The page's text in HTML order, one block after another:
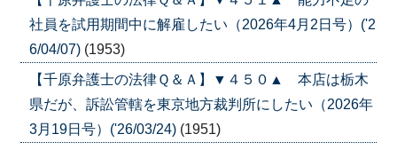
社員を試用期間中に解雇したい（2026年4月2日号）('2
6/04/07) (1953)
【千原弁護士の法律Ｑ＆Ａ】▼４５０▲ 本店は栃木
県だが、訴訟管轄を東京地方裁判所にしたい（2026年
3月19日号）('26/03/24) (1951)